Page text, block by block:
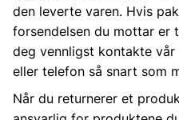
den leverte varen. Hvis
forsendelsen du mottar er
deg vennligst kontakte
eller telefon så snart som
Når du returnerer et